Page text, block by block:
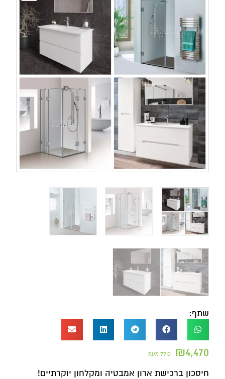
שתף:
₪4,470 כולל מעמ
חיסכון ברכישת ארון אמבטיה ומקלחון יוקרתיים!